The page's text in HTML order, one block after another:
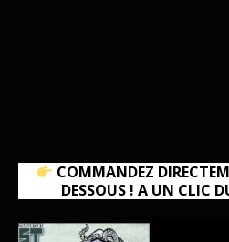
COMMANDEZ
DESSOUS ! A UN CLIC